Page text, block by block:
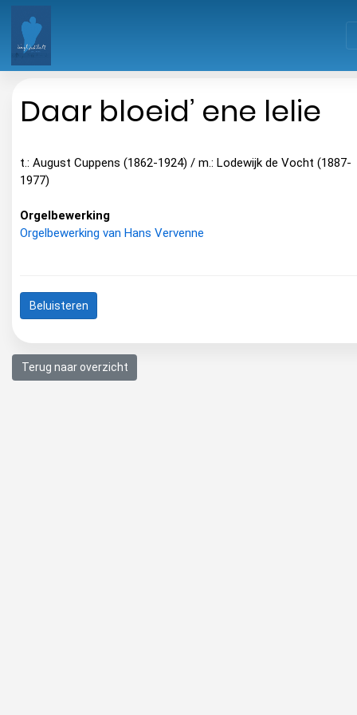
Daar bloeid’ ene lelie
t.: August Cuppens (1862-1924) / m.: Lodewijk de Vocht (1887-
1977)
Orgelbewerking
Orgelbewerking van Hans Vervenne
Beluisteren
Terug naar overzicht